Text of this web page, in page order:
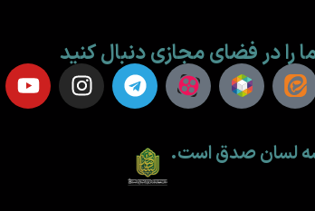
را در فضای مجازی دنبال کنید
لسان صدق است.